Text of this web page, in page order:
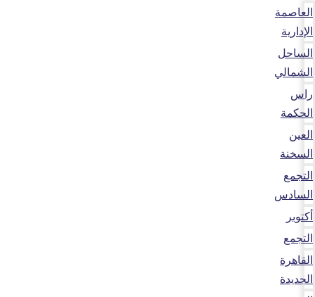
العاصمة
الإدارية
الساحل
الشمالي
راس
الحكمة
العين
السخنة
التجمع
السادس
أكتوبر
التجمع
القاهرة
الجديدة